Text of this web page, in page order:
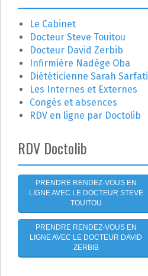
t
i
o
n
d
e
l
a
t
r
c
h
e
r
:
Le Cabinet
Docteur Steve Touitou
Docteur David Zerbib
Infirmière Nadège Oba
Diététicienne Sarah Sarfati
Les Internes et Externes
Congés et absences
RDV en ligne par Doctolib
RDV Doctolib
PRENDRE RENDEZ-VOUS EN
LIGNE AVEC LE DOCTEUR STEVE
TOUITOU
PRENDRE RENDEZ-VOUS EN
LIGNE AVEC LE DOCTEUR DAVID
ZERBIB